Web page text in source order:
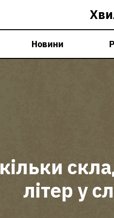
Новини
літер у